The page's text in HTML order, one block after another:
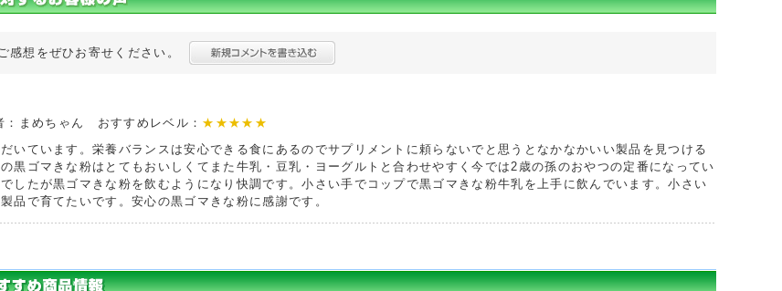
感想をぜひお寄せください。
まめちゃん おすすめレベル： ★★★★★
いています。栄養バランスは安心できる食にあるのでサプリメントに頼らないでと思うとなかなかいい製品を見つける
黒ゴマきな粉はとてもおいしくてまた牛乳・豆乳・ヨーグルトと合わせやすく今では2歳の孫のおやつの定番になってい
したが黒ゴマきな粉を飲むようになり快調です。小さい手でコップで黒ゴマきな粉牛乳を上手に飲んでいます。小さい
品で育てたいです。安心の黒ゴマきな粉に感謝です。